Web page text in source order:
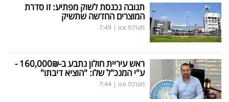
תנובה נכנסת לשוק מפתיע: זו סדרת
המוצרים החדשה שתשיק
מערכת ice |
7:49
ראש עיריית חולון נתבע ב-160,000₪ -
ע"י המנכ"ל שלו: "הוציא דיבתו"
מערכת ice |
7:44